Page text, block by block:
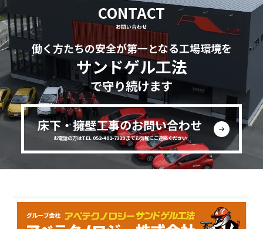
CONTACT
お問い合わせ
働く方たちの安全が第一となる工場環境を
サンドゲル工法
で守り続けます
床下・擁壁工事のお問い合わせ
お電話の方はTEL 052-401-7333までお気軽にご連絡ください